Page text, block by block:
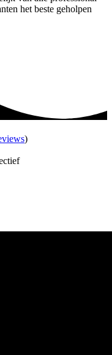
het beste geholpen
)